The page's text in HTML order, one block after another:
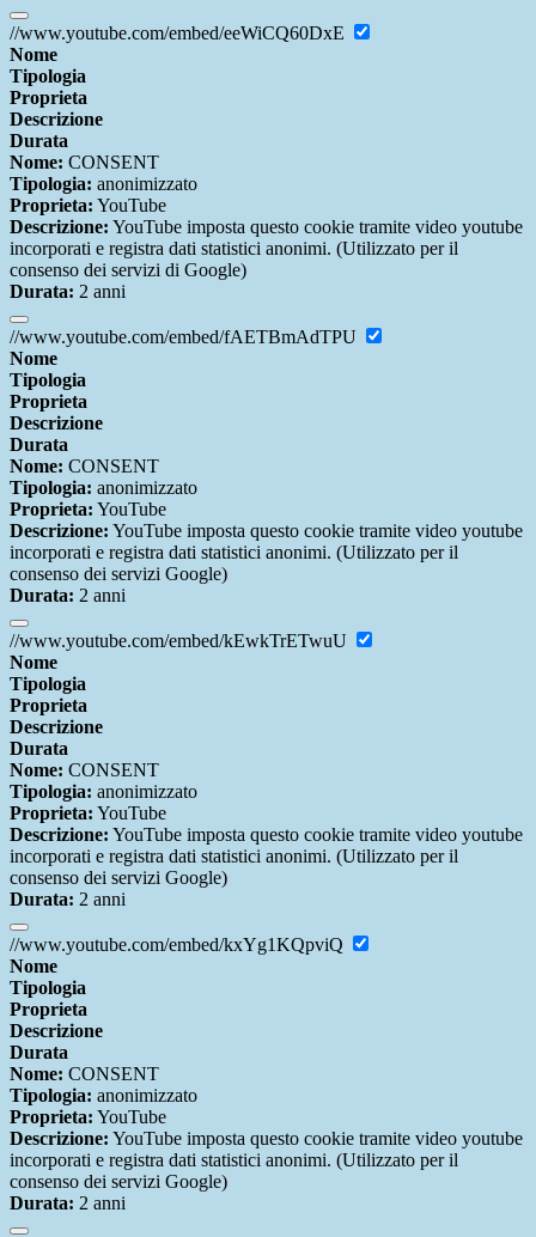
//www.youtube.com/embed/eeWiCQ60DxE
Nome
Tipologia
Proprieta
Descrizione
Durata
Nome: CONSENT
Tipologia: anonimizzato
Proprieta: YouTube
Descrizione: YouTube imposta questo cookie tramite video youtube
incorporati e registra dati statistici anonimi. (Utilizzato per il
consenso dei servizi di Google)
Durata: 2 anni
//www.youtube.com/embed/fAETBmAdTPU
Nome
Tipologia
Proprieta
Descrizione
Durata
Nome: CONSENT
Tipologia: anonimizzato
Proprieta: YouTube
Descrizione: YouTube imposta questo cookie tramite video youtube
incorporati e registra dati statistici anonimi. (Utilizzato per il
consenso dei servizi Google)
Durata: 2 anni
//www.youtube.com/embed/kEwkTrETwuU
Nome
Tipologia
Proprieta
Descrizione
Durata
Nome: CONSENT
Tipologia: anonimizzato
Proprieta: YouTube
Descrizione: YouTube imposta questo cookie tramite video youtube
incorporati e registra dati statistici anonimi. (Utilizzato per il
consenso dei servizi Google)
Durata: 2 anni
//www.youtube.com/embed/kxYg1KQpviQ
Nome
Tipologia
Proprieta
Descrizione
Durata
Nome: CONSENT
Tipologia: anonimizzato
Proprieta: YouTube
Descrizione: YouTube imposta questo cookie tramite video youtube
incorporati e registra dati statistici anonimi. (Utilizzato per il
consenso dei servizi Google)
Durata: 2 anni